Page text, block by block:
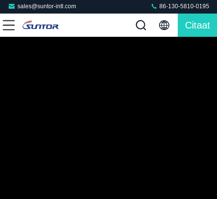
sales@suntor-intl.com 86-130-5810-0195
Citaat